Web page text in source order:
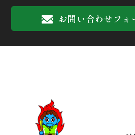
お問い合わせフォ